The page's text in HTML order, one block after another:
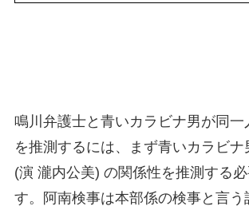
鳴川弁護士と青いカラビナ男が同一
を推測するには、まず青いカラビ
(演 瀧内公美) の関係性を推測する
す。阿南検事は本部係の検事と言う